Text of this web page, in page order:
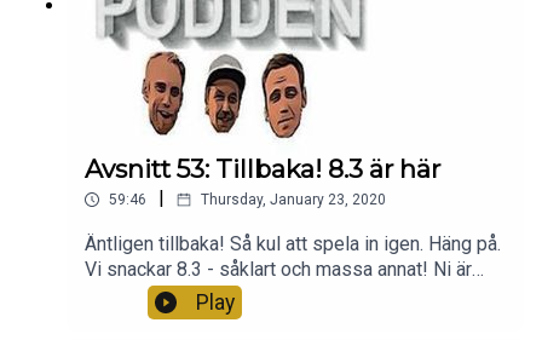
Avsnitt 53: Tillbaka! 8.3 är här
59:46 Thursday, January 23, 2020
Äntligen tillbaka! Så kul att spela in igen. Häng på.
Vi snackar 8.3 - såklart och massa annat! Ni är
bäst, tack för att ni lyssnar.
Play